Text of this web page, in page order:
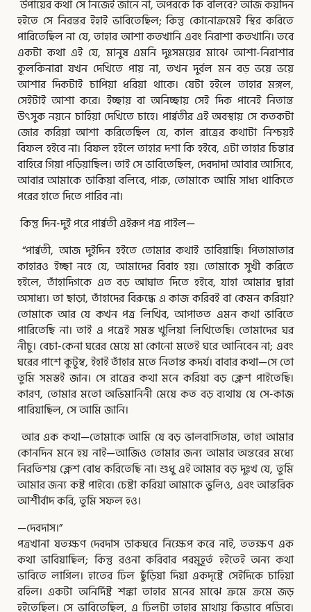
উপায়ের কথা সে নিজেই জানে না, অপরকে কি বলিবে? আজ কয়দিন
হইতে সে নিরন্তর ইহাই ভাবিতেছিল; কিন্তু কোনোক্রমেই স্থির করিতে
পারিতেছিল না যে, তাহার আশা কতখানি এবং নিরাশা কতখানি। তবে
একটা কথা এই যে, মানুষ এমনি দুঃসময়ের মাঝে আশা-নিরাশার
কূলকিনারা যখন দেখিতে পায় না, তখন দুর্বল মন বড় ভয়ে ভয়ে
আশার দিকটাই চাপিয়া ধরিয়া থাকে। যেটা হইলে তাহার মঙ্গল,
সেইটাই আশা করে। ইচ্ছায় বা অনিচ্ছায় সেই দিক পানেই নিতান্ত
উৎসুক নয়নে চাহিয়া দেখিতে চাহে। পার্ব্বতীর এই অবস্থায় সে কতকটা
জোর করিয়া আশা করিতেছিল যে, কাল রাত্রের কথাটা নিশ্চয়ই
বিফল হইবে না। বিফল হইলে তাহার দশা কি হইবে, এটা তাহার চিন্তার
বাহিরে গিয়া পড়িয়াছিল। তাই সে ভাবিতেছিল, দেবদাদা আবার আসিবে,
আবার আমাকে ডাকিয়া বলিবে, পারু, তোমাকে আমি সাধ্য থাকিতে
পরের হাতে দিতে পারিব না।
কিন্তু দিন-দুই পরে পার্ব্বতী এইরূপ পত্র পাইল—
“পার্ব্বতী, আজ দুইদিন হইতে তোমার কথাই ভাবিয়াছি। পিতামাতার
কাহারও ইচ্ছা নহে যে, আমাদের বিবাহ হয়। তোমাকে সুখী করিতে
হইলে, তাঁহাদিগকে এত বড় আঘাত দিতে হইবে, যাহা আমার দ্বারা
অসাধ্য। তা ছাড়া, তাঁহাদের বিরুদ্ধে এ কাজ করিবই বা কেমন করিয়া?
তোমাকে আর যে কখন পত্র লিখিব, আপাতত এমন কথা ভাবিতে
পারিতেছি না। তাই এ পত্রেই সমস্ত খুলিয়া লিখিতেছি। তোমাদের ঘর
নীচু। বেচা-কেনা ঘরের মেয়ে মা কোনো মতেই ঘরে আনিবেন না; এবং
ঘরের পাশে কুটুম্ব, ইহাই তাঁহার মতে নিতান্ত কদর্য। বাবার কথা—সে তো
তুমি সমস্তই জান। সে রাত্রের কথা মনে করিয়া বড় ক্লেশ পাইতেছি।
কারণ, তোমার মতো অভিমানিনী মেয়ে কত বড় ব্যথায় যে সে-কাজ
পারিয়াছিল, সে আমি জানি।
আর এক কথা—তোমাকে আমি যে বড় ভালবাসিতাম, তাহা আমার
কোনদিন মনে হয় নাই—আজিও তোমার জন্য আমার অন্তরের মধ্যে
নিরতিশয় ক্লেশ বোধ করিতেছি না। শুধু এই আমার বড় দুঃখ যে, তুমি
আমার জন্য কষ্ট পাইবে। চেষ্টা করিয়া আমাকে ভুলিও, এবং আন্তরিক
আশীর্বাদ করি, তুমি সফল হও।
—দেবদাস।”
পত্রখানা যতক্ষণ দেবদাস ডাকঘরে নিক্ষেপ করে নাই, ততক্ষণ এক
কথা ভাবিয়াছিল; কিন্তু রওনা করিবার পরমুহূর্ত হইতেই অন্য কথা
ভাবিতে লাগিল। হাতের ঢিল ছুঁড়িয়া দিয়া একদৃষ্টে সেইদিকে চাহিয়া
রহিল। একটা অনির্দিষ্ট শঙ্কা তাহার মনের মাঝে ক্রমে ক্রমে জড়
হইতেছিল। সে ভাবিতেছিল, এ ঢিলটা তাহার মাথায় কিভাবে পড়িবে।